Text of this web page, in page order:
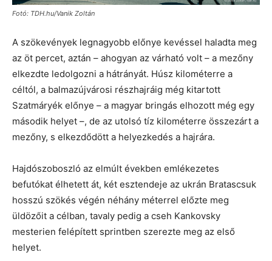
Fotó: TDH.hu/Vanik Zoltán
A szökevények legnagyobb előnye kevéssel haladta meg
az öt percet, aztán – ahogyan az várható volt – a mezőny
elkezdte ledolgozni a hátrányát. Húsz kilométerre a
céltól, a balmazújvárosi részhajráig még kitartott
Szatmáryék előnye – a magyar bringás elhozott még egy
második helyet –, de az utolsó tíz kilométerre összezárt a
mezőny, s elkezdődött a helyezkedés a hajrára.
Hajdószoboszló az elmúlt években emlékezetes
befutókat élhetett át, két esztendeje az ukrán Bratascsuk
hosszú szökés végén néhány méterrel előzte meg
üldözőit a célban, tavaly pedig a cseh Kankovsky
mesterien felépített sprintben szerezte meg az első
helyet.